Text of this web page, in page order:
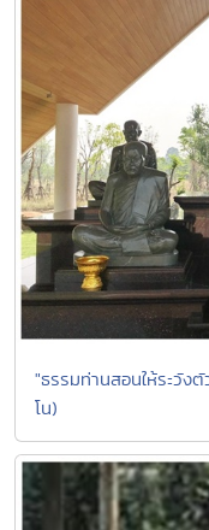
"ธรรมท่านสอนให้ระวั
โน)